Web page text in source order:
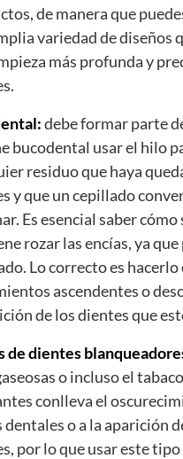
de manera que
variedad de diseños
más profunda y
debe formar parte
bucodental usar el hilo
residuo que haya
y que un cepillado
Es esencial saber
rozar las encías, ya
Lo correcto es hacerlo
ascendentes o
de los dientes que
de dientes
o incluso el
conlleva el
dentales o a la aparición
por lo que usar este